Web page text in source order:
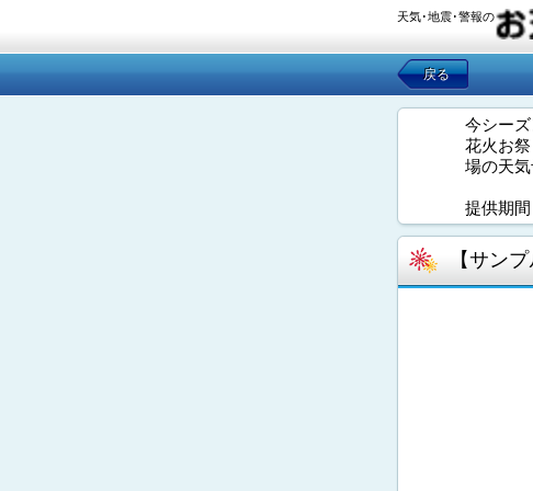
天気･地震･警報の
戻る
今シー
花火お
場の天気
提供期
【サン